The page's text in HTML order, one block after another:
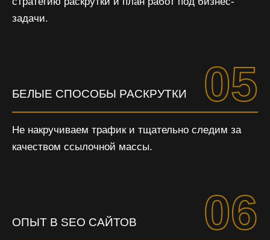
задачи.
БЕЛЫЕ СПОСОБЫ РАСКРУТКИ 05
Не накручиваем трафик и тщательно следим за
качеством ссылочной массы.
ОПЫТ В SEO САЙТОВ 06